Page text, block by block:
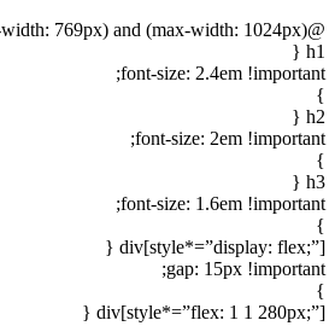
@media (min-width: 769px) and (max-width: 1024px) {
h1 {
font-size: 2.4em !important;
}
h2 {
font-size: 2em !important;
}
h3 {
font-size: 1.6em !important;
}
div[style*=”display: flex;”] {
gap: 15px !important;
}
div[style*=”flex: 1 1 280px;”] {